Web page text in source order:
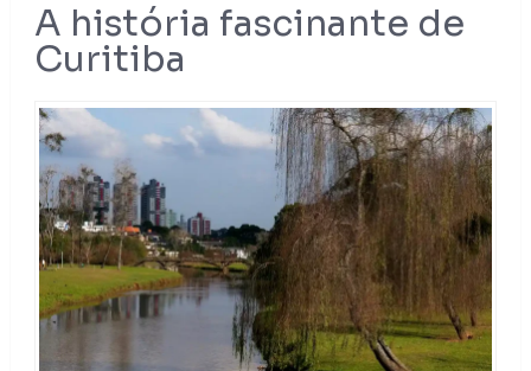
A história fascinante de
Curitiba